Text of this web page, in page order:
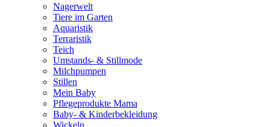
Nagerwelt
Tiere im Garten
Aquaristik
Terraristik
Teich
Umstands- & Stillmode
Milchpumpen
Stillen
Mein Baby
Pflegeprodukte Mama
Baby- & Kinderbekleidung
Wickeln